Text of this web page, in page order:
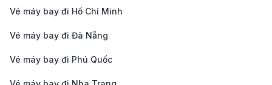
thuận tiện nhất. Các chuyến xe buýt đi từ sân bay
Kumamoto đến trung tâm thành phố và các khu
Vé máy bay đi Hồ Chí Minh
Vé máy bay đi Đà Nẵng
Vé máy bay đi Phú Quốc